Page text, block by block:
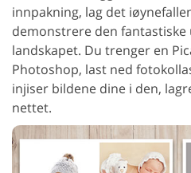
innpakning, lag det
demonstrere den
landskapet. Du trenger en
Photoshop, last ned
injiser bildene dine i den,
nettet.